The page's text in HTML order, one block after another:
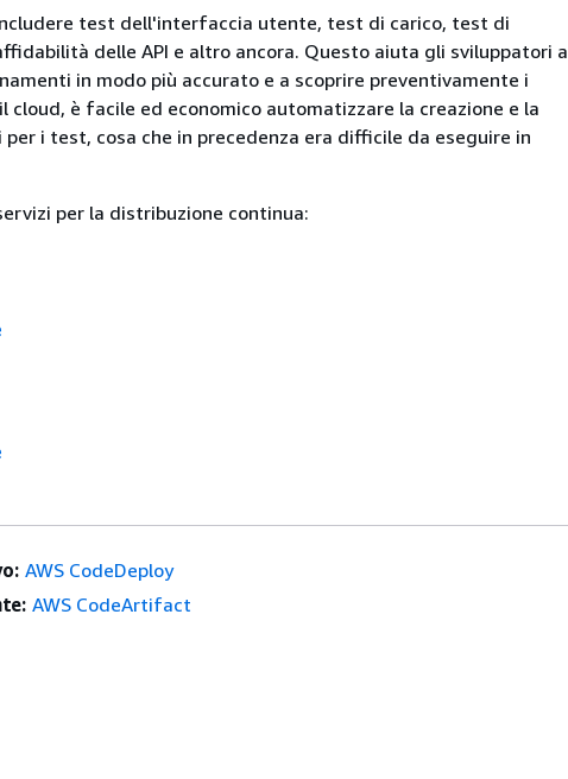
test dell'interfaccia utente, test di carico, test di
delle API e altro ancora. Questo aiuta gli sviluppatori a
in modo più accurato e a scoprire preventivamente i
cloud, è facile ed economico automatizzare la creazione e la
i test, cosa che in precedenza era difficile da eseguire in
per la distribuzione continua:
AWS CodeDeploy
AWS CodeArtifact